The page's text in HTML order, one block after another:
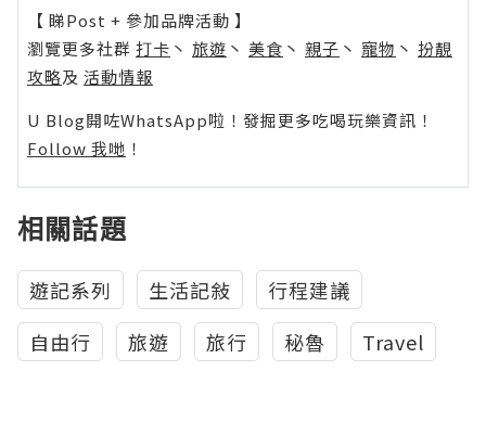
【 睇Post + 參加品牌活動 】
瀏覽更多社群 打卡 丶 旅遊 丶 美食 丶 親子 丶 寵物 丶 扮靚
攻略及 活動情報
U Blog開咗WhatsApp啦！發掘更多吃喝玩樂資訊！
Follow 我哋 ！
相關話題
遊記系列 生活記敍
行程建議
自由行
旅遊 旅行 秘魯 Travel